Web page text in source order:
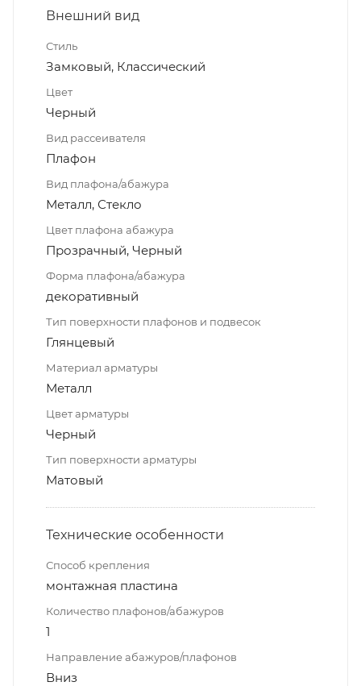
Внешний вид
Стиль
Замковый, Классический
Цвет
Черный
Вид рассеивателя
Плафон
Вид плафона/абажура
Металл, Стекло
Цвет плафона абажура
Прозрачный, Черный
Форма плафона/абажура
декоративный
Тип поверхности плафонов и подвесок
Глянцевый
Материал арматуры
Металл
Цвет арматуры
Черный
Тип поверхности арматуры
Матовый
Технические особенности
Способ крепления
монтажная пластина
Количество плафонов/абажуров
1
Направление абажуров/плафонов
Вниз